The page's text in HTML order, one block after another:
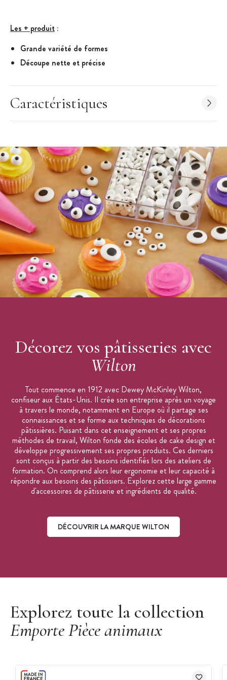
Les + produit :
Grande variété de formes
Découpe nette et précise
Matériau : plastique coloré
Taille moyenne d'un emporte pièce : 7 cm
Caractéristiques
Décorez vos pâtisseries avec
Wilton
Tout commence en 1912 avec Dewey McKinley Wilton,
confiseur aux États-Unis. Il crée son entreprise après un voyage
à travers le monde, notamment en Europe où il partage ses
connaissances et se forme aux techniques de décorations
pâtissières. Puisant dans cet enseignement et ses propres
méthodes de travail, Wilton fonde des écoles de cake design et
développe progressivement ses propres produits. Ces derniers
sont conçus à partir des besoins identifiés lors des ateliers de
formation. On comprend alors leur ergonomie et leur capacité à
répondre aux besoins des pâtissiers. Explorez cette large gamme
d'accessoires de pâtisserie et ingrédients de qualité.
DÉCOUVRIR LA MARQUE WILTON
Explorez toute la collection
Emporte Pièce animaux